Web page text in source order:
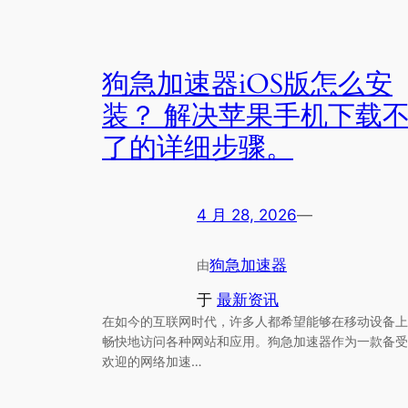
狗急加速器iOS版怎么安
装？ 解决苹果手机下载
了的详细步骤。
4 月 28, 2026—
由狗急加速器
于 最新资讯
在如今的互联网时代，许多人都希望能够在移动设备上
畅快地访问各种网站和应用。狗急加速器作为一款备受
欢迎的网络加速…